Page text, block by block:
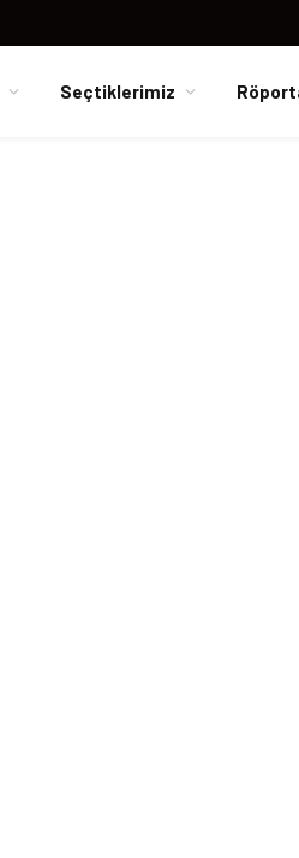
Seçtiklerimiz